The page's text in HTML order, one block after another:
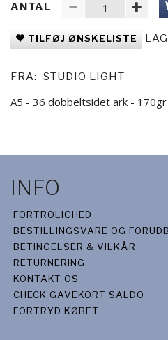
ANTAL
TILFØJ ØNSKELISTE
FRA: STUDIO LIGHT
A5 - 36 dobbeltsidet ark - 170gr
INFO
FORTROLIGHED
BESTILLINGSVARE OG
BETINGELSER & VILKÅR
RETURNERING
KONTAKT OS
CHECK GAVEKORT SALDO
FORTRYD KØBET